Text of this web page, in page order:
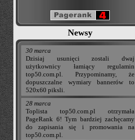
Newsy
30 marca
Dzisiaj usunięci zostali dwaj
użytkownicy łamiący regulamin
top50.com.pl. Przypominamy, że
dopuszczalne wymiary bannerów to
520x60 piksli.
28 marca
Toplista top50.com.pl otrzymała
PageRank 6! Tym bardziej zachęcamy
do zapisania się i promowania na
top50.com.pl.